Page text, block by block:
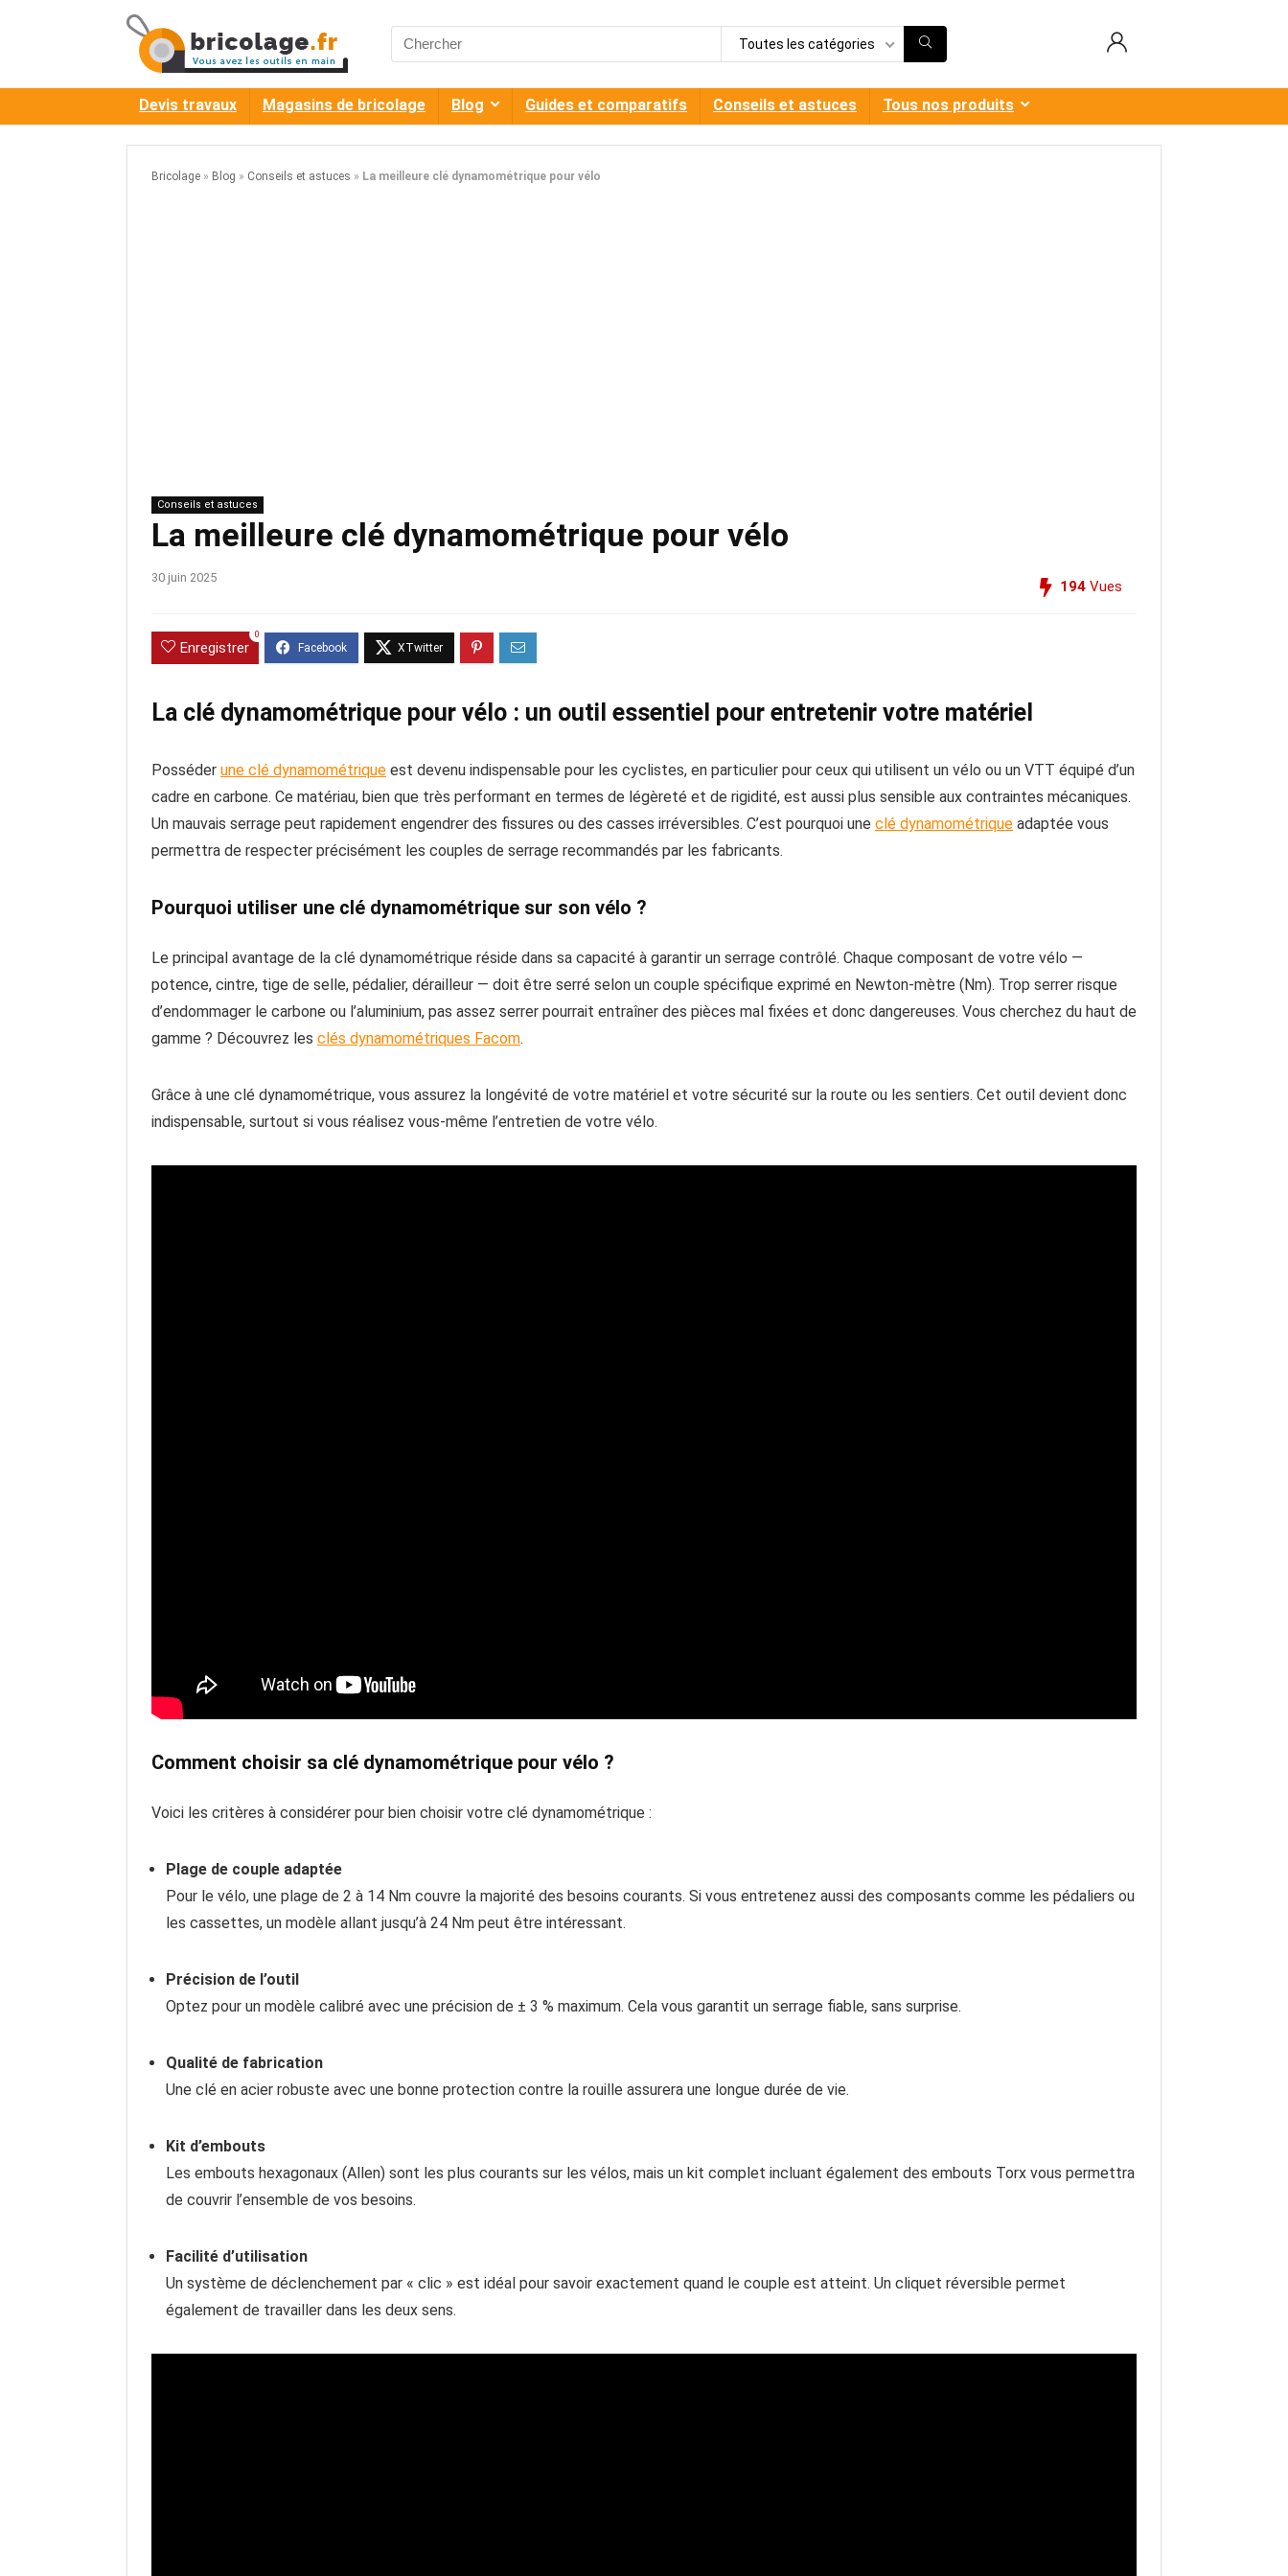
Search
for:
Toutes les catégories
Devis travaux Magasins de bricolage Blog Guides et comparatifs Conseils et astuces Tous nos produits
Bricolage » Blog » Conseils et astuces » La meilleure clé dynamométrique pour vélo
Conseils et astuces
La meilleure clé dynamométrique pour vélo
30 juin 2025
194 Vues
Enregistrer
0
La clé dynamométrique pour vélo : un outil essentiel pour entretenir votre matériel
Posséder une clé dynamométrique est devenu indispensable pour les cyclistes, en particulier pour ceux qui utilisent un vélo ou un VTT équipé d’un
cadre en carbone. Ce matériau, bien que très performant en termes de légèreté et de rigidité, est aussi plus sensible aux contraintes mécaniques.
Un mauvais serrage peut rapidement engendrer des fissures ou des casses irréversibles. C’est pourquoi une clé dynamométrique adaptée vous
permettra de respecter précisément les couples de serrage recommandés par les fabricants.
Pourquoi utiliser une clé dynamométrique sur son vélo ?
Le principal avantage de la clé dynamométrique réside dans sa capacité à garantir un serrage contrôlé. Chaque composant de votre vélo —
potence, cintre, tige de selle, pédalier, dérailleur — doit être serré selon un couple spécifique exprimé en Newton-mètre (Nm). Trop serrer risque
d’endommager le carbone ou l’aluminium, pas assez serrer pourrait entraîner des pièces mal fixées et donc dangereuses. Vous cherchez du haut de
gamme ? Découvrez les clés dynamométriques Facom.
Grâce à une clé dynamométrique, vous assurez la longévité de votre matériel et votre sécurité sur la route ou les sentiers. Cet outil devient donc
indispensable, surtout si vous réalisez vous-même l’entretien de votre vélo.
Comment choisir sa clé dynamométrique pour vélo ?
Voici les critères à considérer pour bien choisir votre clé dynamométrique :
Plage de couple adaptée
Pour le vélo, une plage de 2 à 14 Nm couvre la majorité des besoins courants. Si vous entretenez aussi des composants comme les pédaliers ou
les cassettes, un modèle allant jusqu’à 24 Nm peut être intéressant.
Précision de l’outil
Optez pour un modèle calibré avec une précision de ± 3 % maximum. Cela vous garantit un serrage fiable, sans surprise.
Qualité de fabrication
Une clé en acier robuste avec une bonne protection contre la rouille assurera une longue durée de vie.
Kit d’embouts
Les embouts hexagonaux (Allen) sont les plus courants sur les vélos, mais un kit complet incluant également des embouts Torx vous permettra
de couvrir l’ensemble de vos besoins.
Facilité d’utilisation
Un système de déclenchement par « clic » est idéal pour savoir exactement quand le couple est atteint. Un cliquet réversible permet
également de travailler dans les deux sens.